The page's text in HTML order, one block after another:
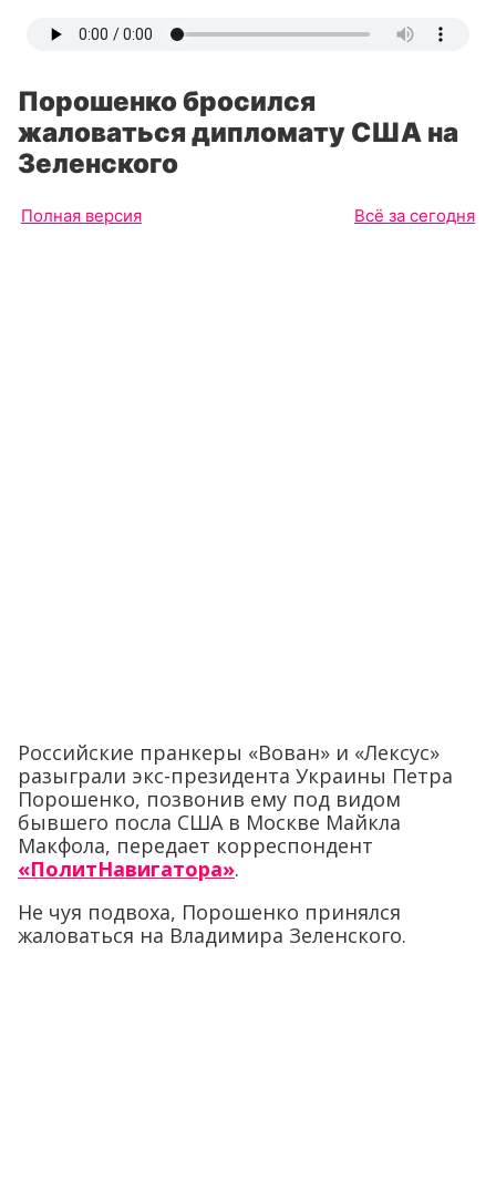
Порошенко бросился
жаловаться дипломату США на
Зеленского
Полная версия Всё за сегодня
Российские пранкеры «Вован» и «Лексус»
разыграли экс-президента Украины Петра
Порошенко, позвонив ему под видом
бывшего посла США в Москве Майкла
Макфола, передает корреспондент
«ПолитНавигатора».
Не чуя подвоха, Порошенко принялся
жаловаться на Владимира Зеленского.